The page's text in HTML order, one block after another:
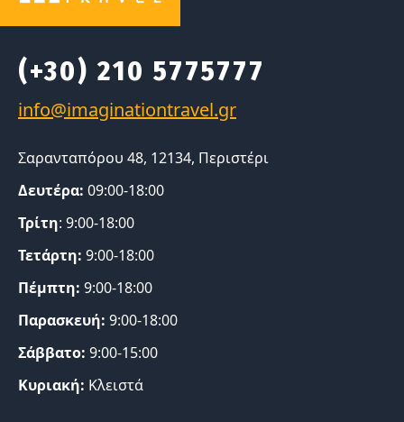
(+30) 210 5775777
Σαρανταπόρου 48, 12134, Περιστέρι
Δευτέρα: 09:00-18:00
Τρίτη: 9:00-18:00
Τετάρτη: 9:00-18:00
Πέμπτη: 9:00-18:00
Παρασκευή: 9:00-18:00
Σάββατο: 9:00-15:00
Κυριακή: Κλειστά